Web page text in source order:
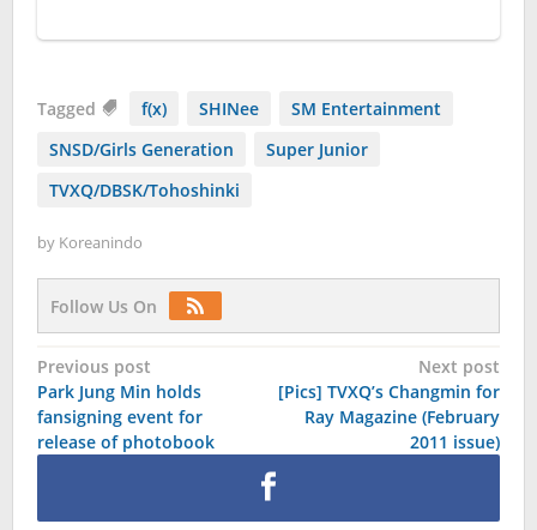
Tagged f(x) SHINee
SM Entertainment
SNSD/Girls Generation
Super Junior
TVXQ/DBSK/Tohoshinki
by Koreanindo
Follow Us On
Post
navigation
Previous post
Park Jung Min holds
fansigning event for
release of photobook
Next post
[Pics] TVXQ’s Changmin for
Ray Magazine (February
2011 issue)